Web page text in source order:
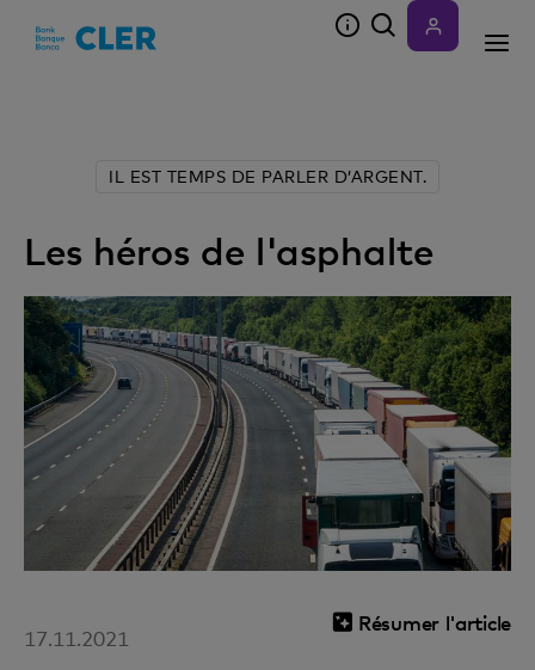
IL EST TEMPS DE PARLER D’ARGENT.
Les héros de l'asphalte
Résumer l'article
17.11.2021